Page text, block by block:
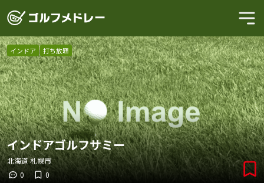
インドア 打ち放題
インドアゴルフサミー
北海道札幌市
0
0